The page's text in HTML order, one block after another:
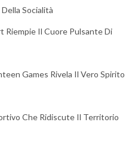
Socialità
Riempie Il Cuore Pulsante Di
Games Rivela Il Vero Spirito
Che Ridiscute Il Territorio